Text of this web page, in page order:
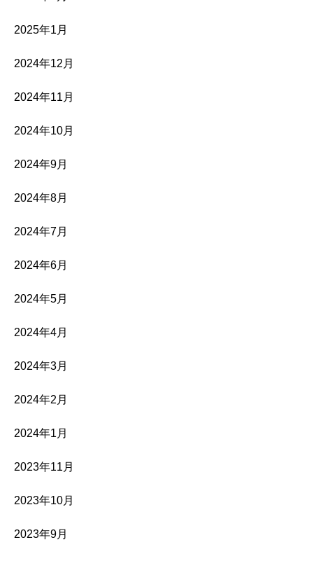
2025年1月
2024年12月
2024年11月
2024年10月
2024年9月
2024年8月
2024年7月
2024年6月
2024年5月
2024年4月
2024年3月
2024年2月
2024年1月
2023年11月
2023年10月
2023年9月